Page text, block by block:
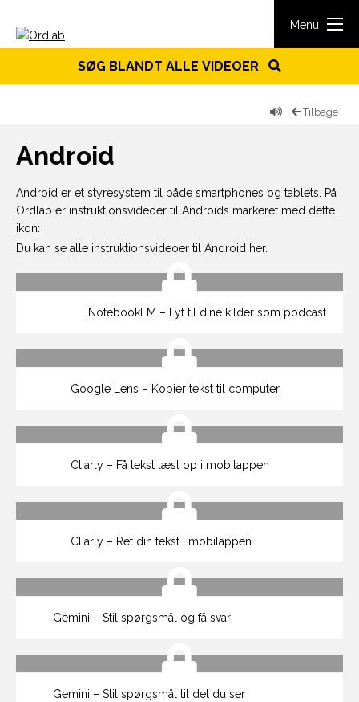
Menu
SØG BLANDT ALLE VIDEOER
Tilbage
Android
Android er et styresystem til både smartphones og tablets. På
Ordlab er instruktionsvideoer til Androids markeret med dette
ikon:
Du kan se alle instruktionsvideoer til Android her.
NotebookLM – Lyt til dine kilder som podcast
Google Lens – Kopier tekst til computer
Cliarly – Få tekst læst op i mobilappen
Cliarly – Ret din tekst i mobilappen
Gemini – Stil spørgsmål og få svar
Gemini – Stil spørgsmål til det du ser